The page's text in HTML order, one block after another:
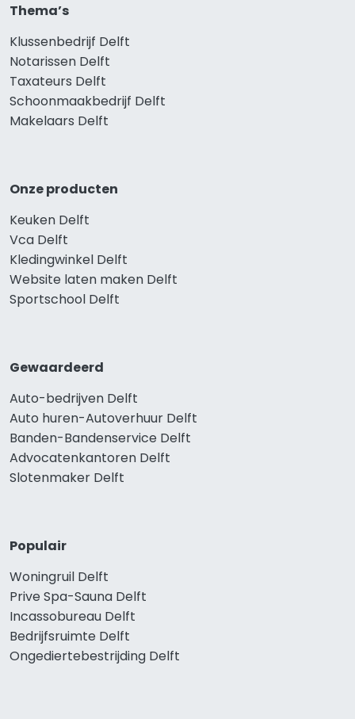
Thema’s
Klussenbedrijf Delft
Notarissen Delft
Taxateurs Delft
Schoonmaakbedrijf Delft
Makelaars Delft
Onze producten
Keuken Delft
Vca Delft
Kledingwinkel Delft
Website laten maken Delft
Sportschool Delft
Gewaardeerd
Auto-bedrijven Delft
Auto huren-Autoverhuur Delft
Banden-Bandenservice Delft
Advocatenkantoren Delft
Slotenmaker Delft
Populair
Woningruil Delft
Prive Spa-Sauna Delft
Incassobureau Delft
Bedrijfsruimte Delft
Ongediertebestrijding Delft